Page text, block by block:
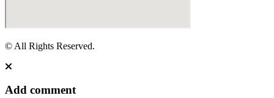
© All Rights Reserved.
Add comment